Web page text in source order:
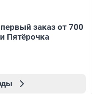
заказ от 700
Пятёрочка